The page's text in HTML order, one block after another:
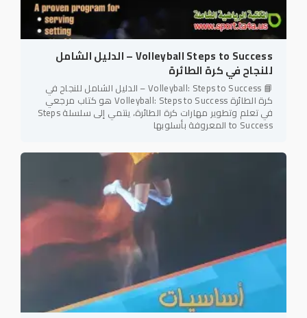
Volleyball Steps to Success – الدليل الشامل
للنجاح في كرة الطائرة
📘 Volleyball: Steps to Success – الدليل الشامل للنجاح في
كرة الطائرة Volleyball: Steps to Success هو كتاب مرجعي
في تعلم وتطوير مهارات كرة الطائرة، ينتمي إلى سلسلة Steps
to Success المعروفة بأسلوبها